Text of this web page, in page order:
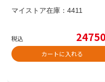
マイストア在庫： 4411
税込 24750
カートに入れる